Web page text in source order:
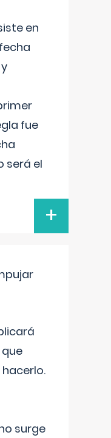
en
fue
será el
+
surge